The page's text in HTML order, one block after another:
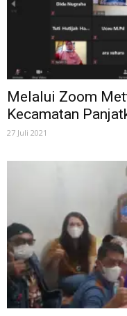
Melalui Zoom
Kecamatan
27 Juli 2021